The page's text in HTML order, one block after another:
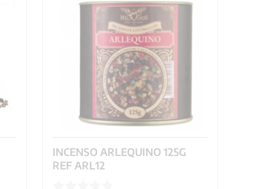
INCENSO ARLEQUINO 125G
REF ARL12